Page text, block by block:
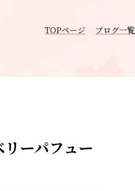
TOPページ ブログ一覧
ーパフュー